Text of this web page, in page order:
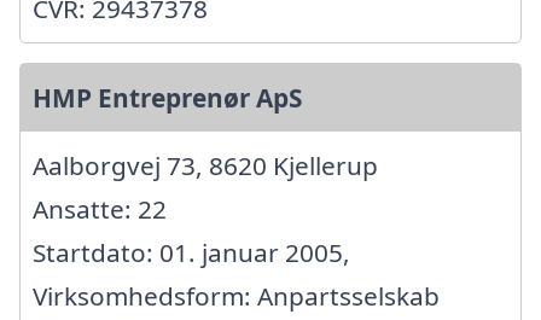
CVR: 29437378
HMP Entreprenør ApS
Aalborgvej 73, 8620 Kjellerup
Ansatte: 22
Startdato: 01. januar 2005,
Virksomhedsform: Anpartsselskab